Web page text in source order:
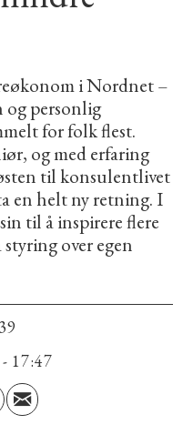
i Nordnet –
og personlig
for folk flest.
og med erfaring
til konsulentlivet
en helt ny retning. I
til å inspirere flere
over egen
- 17:47